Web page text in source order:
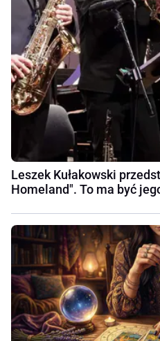
Leszek Kułakowski
Homeland". To ma być